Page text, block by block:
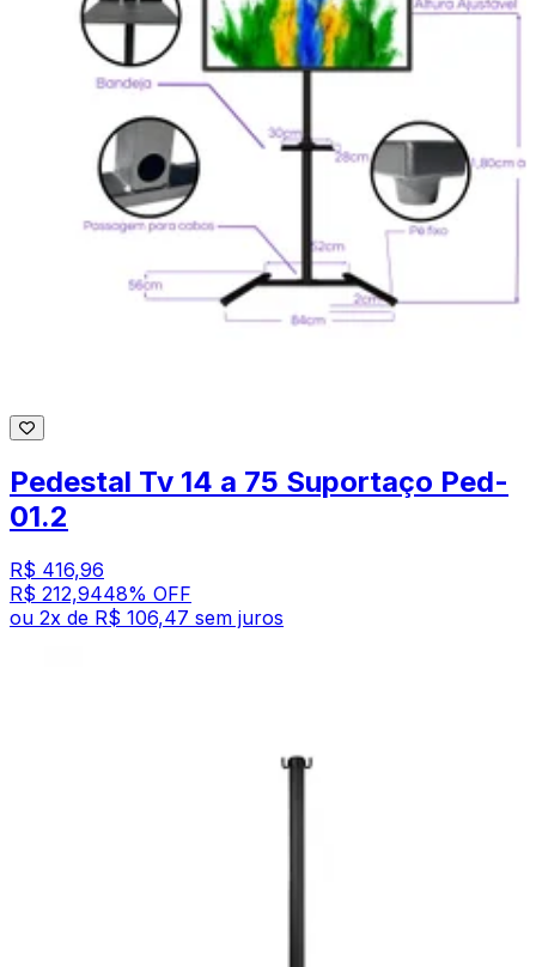
Pedestal Tv 14 a 75 Suportaço Ped-
01.2
R$ 416,96
R$ 212,9448% OFF
ou 2x de R$ 106,47 sem juros